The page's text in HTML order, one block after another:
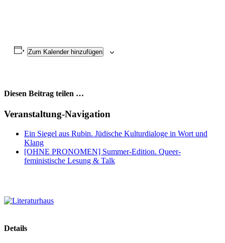
Zum Kalender hinzufügen
Diesen Beitrag teilen …
Facebook
X
WhatsApp
Pinterest
E-
Veranstaltung-Navigation
Ein Siegel aus Rubin. Jüdische Kulturdialoge in Wort und
Klang
[OHNE PRONOMEN] Summer-Edition. Queer-
feministische Lesung & Talk
Details